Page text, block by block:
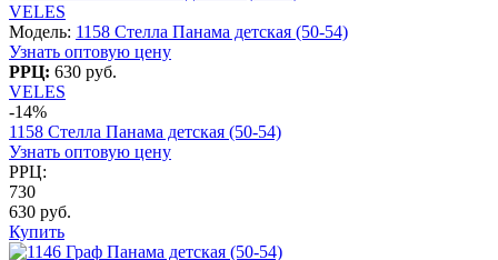
VELES
Модель: 1158 Стелла Панама детская (50-54)
Узнать оптовую цену
РРЦ: 630 руб.
VELES
-14%
1158 Стелла Панама детская (50-54)
Узнать оптовую цену
РРЦ:
730
630 руб.
Купить